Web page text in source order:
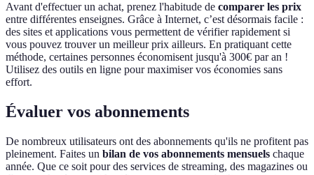
Avant d'effectuer un achat, prenez l'habitude de comparer les prix
entre différentes enseignes. Grâce à Internet, c’est désormais facile :
des sites et applications vous permettent de vérifier rapidement si
vous pouvez trouver un meilleur prix ailleurs. En pratiquant cette
méthode, certaines personnes économisent jusqu'à 300€ par an !
Utilisez des outils en ligne pour maximiser vos économies sans
effort.
Évaluer vos abonnements
De nombreux utilisateurs ont des abonnements qu'ils ne profitent pas
pleinement. Faites un bilan de vos abonnements mensuels chaque
année. Que ce soit pour des services de streaming, des magazines ou